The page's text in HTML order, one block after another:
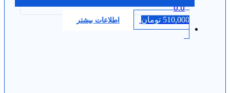
0.0
510,000 تومان اطلاعات بیشتر